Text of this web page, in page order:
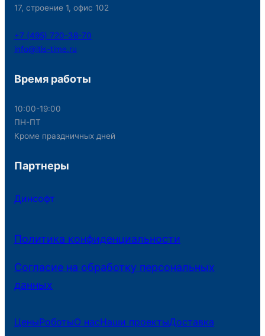
17, строение 1, офис 102
+7 (495) 720-38-70
info@itis-time.ru
Время работы
10:00-19:00
ПН-ПТ
Кроме праздничных дней
Партнеры
Динсофт
Политика конфиденциальности
Согласие на обработку персональных
данных
ЦеныРоботыО насНаши проектыДоставка